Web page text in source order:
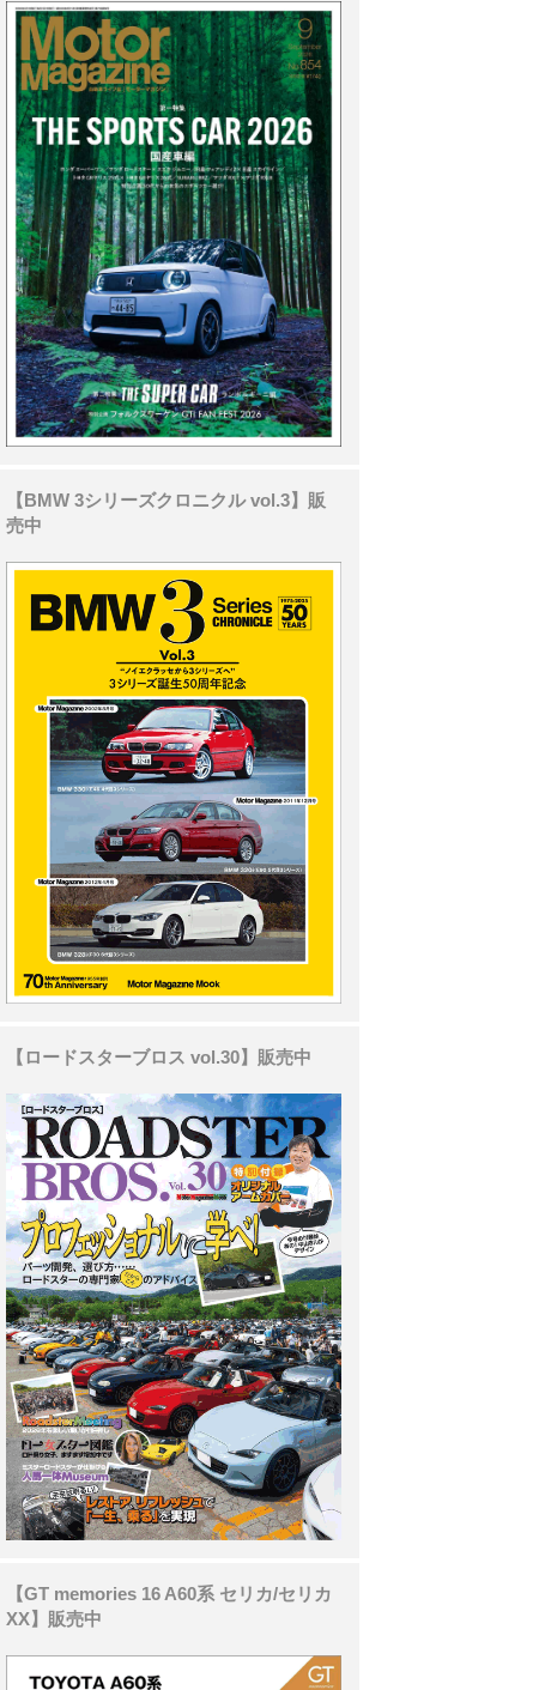
【BMW 3シリーズクロニクル vol.3】販
売中
【ロードスターブロス vol.30】販売中
【GT memories 16 A60系 セリカ/セリカ
XX】販売中